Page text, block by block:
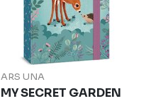
ARS UNA
MY SECRET GARDEN